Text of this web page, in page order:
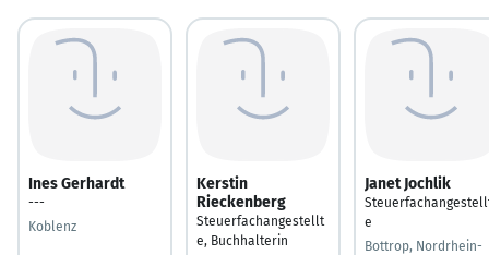
Ines Gerhardt
---
Koblenz
Kerstin
Rieckenberg
Steuerfachangestellt
e, Buchhalterin
Janet Jochlik
e
Bottrop, Nordrhein-